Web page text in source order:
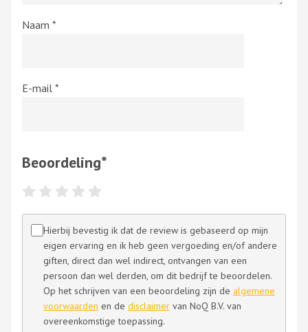
Naam *
E-mail *
Beoordeling*
Hierbij bevestig ik dat de review is gebaseerd op mijn
eigen ervaring en ik heb geen vergoeding en/of andere
giften, direct dan wel indirect, ontvangen van een
persoon dan wel derden, om dit bedrijf te beoordelen.
Op het schrijven van een beoordeling zijn de algemene
voorwaarden en de disclaimer van NoQ B.V. van
overeenkomstige toepassing.